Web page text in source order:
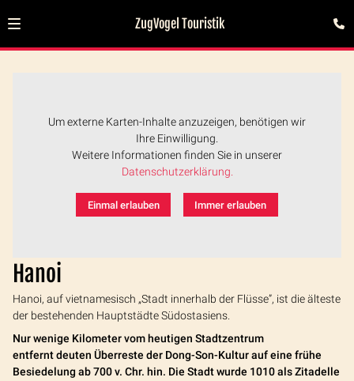
ZugVogel Touristik
Um externe Karten-Inhalte anzuzeigen, benötigen wir
Ihre Einwilligung.
Weitere Informationen finden Sie in unserer
Datenschutzerklärung.
Einmal erlauben Immer erlauben
Hanoi
Hanoi, auf vietnamesisch „Stadt innerhalb der Flüsse”, ist die älteste
der bestehenden Hauptstädte Südostasiens.
Nur wenige Kilometer vom heutigen Stadtzentrum
entfernt deuten Überreste der Dong-Son-Kultur auf eine frühe
Besiedelung ab 700 v. Chr. hin. Die Stadt wurde 1010 als Zitadelle